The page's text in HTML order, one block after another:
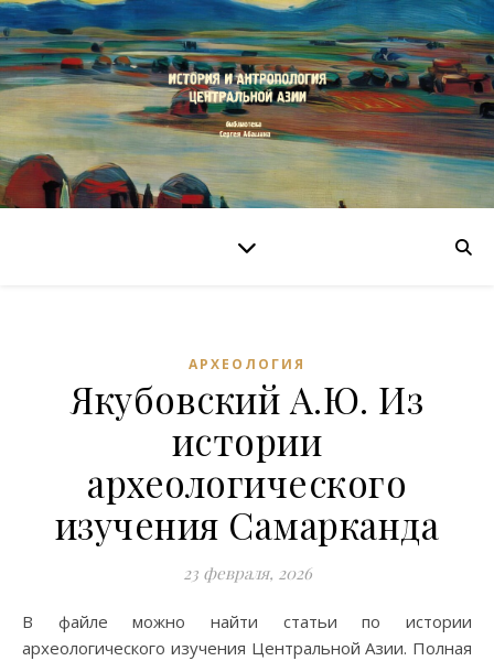
АРХЕОЛОГИЯ
Якубовский А.Ю. Из
истории
археологического
изучения Самарканда
23 февраля, 2026
В файле можно найти статьи по истории
археологического изучения Центральной Азии. Полная